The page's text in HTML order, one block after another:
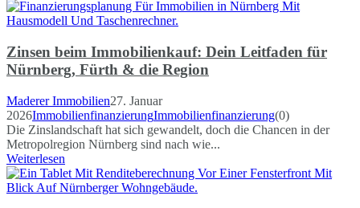
Zinsen beim Immobilienkauf: Dein Leitfaden für
Nürnberg, Fürth & die Region
Maderer Immobilien27. Januar
2026ImmobilienfinanzierungImmobilienfinanzierung(0)
Die Zinslandschaft hat sich gewandelt, doch die Chancen in der
Metropolregion Nürnberg sind nach wie...
Weiterlesen